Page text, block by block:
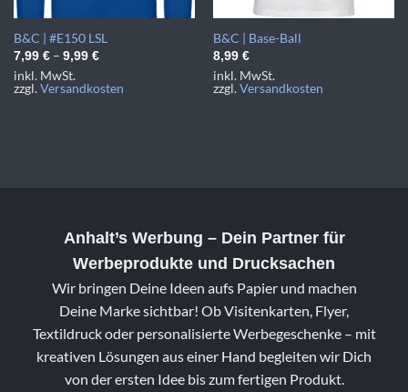
B&C | #E150 LSL
7,99 €– 9,99 €
inkl. MwSt.
zzgl.Versandkosten
B&C | Base-Ball
8,99 €
inkl. MwSt.
zzgl.Versandkosten
Anhalt’s Werbung – Dein Partner für
Werbeprodukte und Drucksachen
Wir bringen Deine Ideen aufs Papier und machen
Deine Marke sichtbar! Ob Visitenkarten, Flyer,
Textildruck oder personalisierte Werbegeschenke – mit
kreativen Lösungen aus einer Hand begleiten wir Dich
von der ersten Idee bis zum fertigen Produkt.